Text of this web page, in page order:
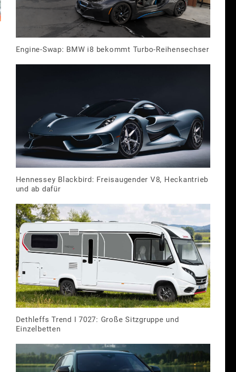
Engine-Swap: BMW i8 bekommt Turbo-Reihensechser
Hennessey Blackbird: Freisaugender V8, Heckantrieb
und ab dafür
Dethleffs Trend I 7027: Große Sitzgruppe und
Einzelbetten